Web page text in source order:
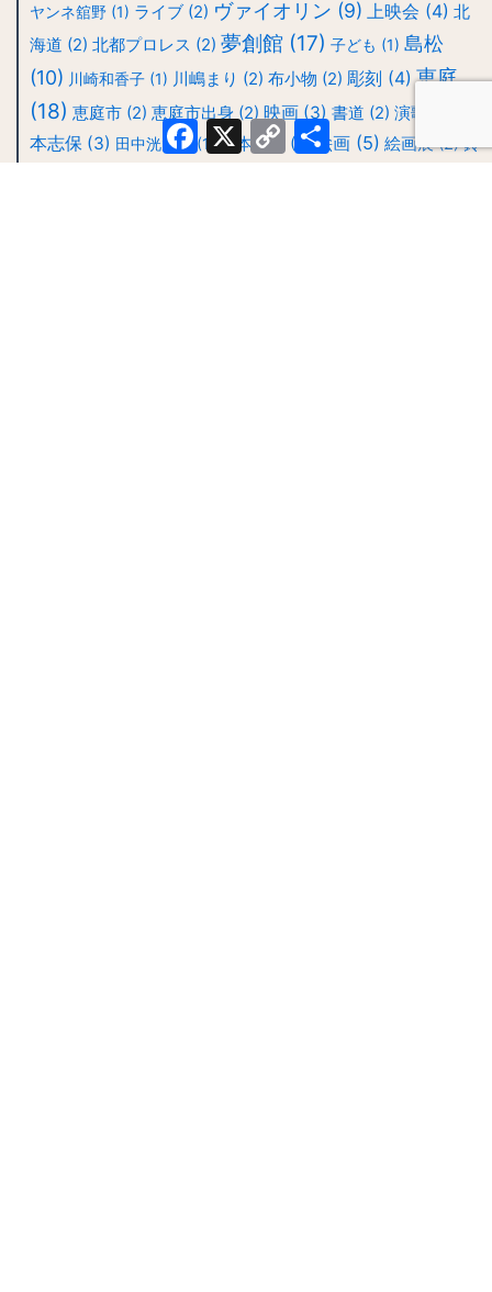
ヤンネ舘野(1) ライブ(2) ヴァイオリン (9) 上映会 (4) 北
海道 (2) 北都プロレス (2) 夢創館 (17) 子ども (1) 島松
(10) 川崎和香子(1) 川嶋まり (2) 布小物 (2) 彫刻 (4) 恵庭
(18) 恵庭市(2) 恵庭市出身 (2) 映画(3) 書道 (2) 演歌
本志保(3) 田中洸太郎(1) 絵本作家 (2) 絵画(5) 絵画展(2) 鈴
Facebook
X
Copy
Link
共
有